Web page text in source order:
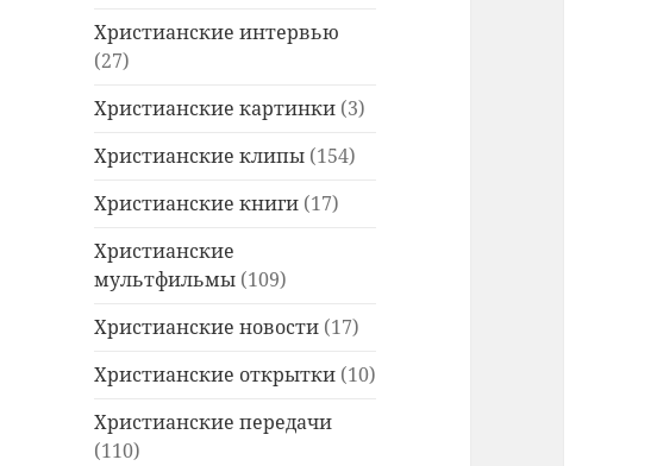
Христианские интервью
(27)
Христианские картинки (3)
Христианские клипы (154)
Христианские книги (17)
Христианские
мультфильмы (109)
Христианские новости (17)
Христианские открытки (10)
Христианские передачи
(110)